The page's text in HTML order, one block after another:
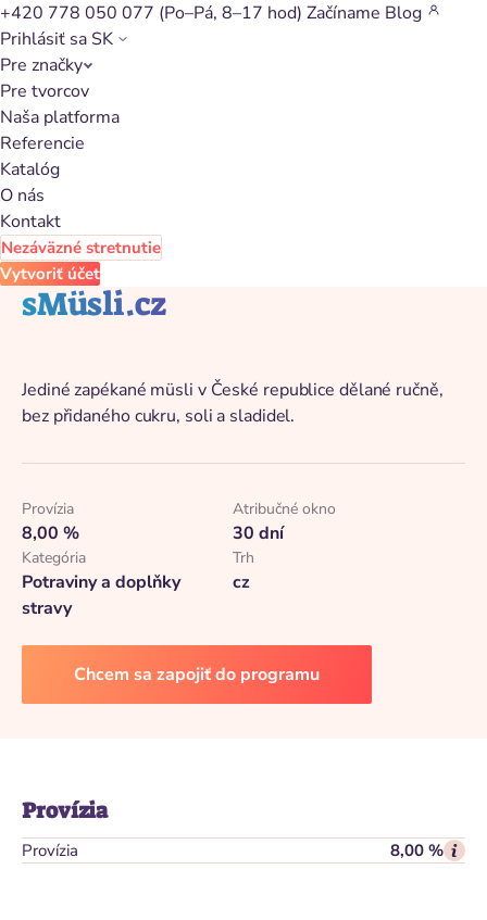
+420 778 050 077 (Po–Pá, 8–17 hod) Začíname Blog
Prihlásiť sa SK
Pre značky
Pre tvorcov
Naša platforma
Referencie
Katalóg
O nás
Kontakt
Nezáväzné stretnutie
Vytvoriť účet
Späť na katalóg
sMüsli.cz
Jediné zapékané müsli v České republice dělané ručně,
bez přidaného cukru, soli a sladidel.
Provízia
8,00 %
Atribučné okno
30 dní
Kategória
Potraviny a doplňky
stravy
Trh
cz
Chcem sa zapojiť do programu
Provízia
Provízia 8,00 %